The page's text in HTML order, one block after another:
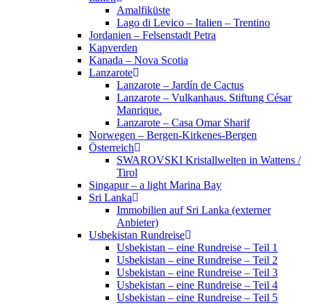
Amalfiküste
Lago di Levico – Italien – Trentino
Jordanien – Felsenstadt Petra
Kapverden
Kanada – Nova Scotia
Lanzarote
Lanzarote – Jardín de Cactus
Lanzarote – Vulkanhaus. Stiftung César
Manrique.
Lanzarote – Casa Omar Sharif
Norwegen – Bergen-Kirkenes-Bergen
Österreich
SWAROVSKI Kristallwelten in Wattens /
Tirol
Singapur – a light Marina Bay
Sri Lanka
Immobilien auf Sri Lanka (externer
Anbieter)
Usbekistan Rundreise
Usbekistan – eine Rundreise – Teil 1
Usbekistan – eine Rundreise – Teil 2
Usbekistan – eine Rundreise – Teil 3
Usbekistan – eine Rundreise – Teil 4
Usbekistan – eine Rundreise – Teil 5